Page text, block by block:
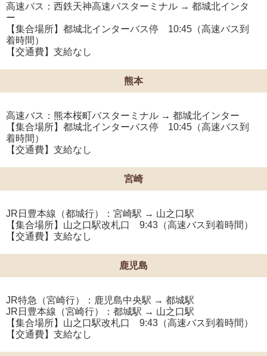
高速バス：西鉄天神高速バスターミナル → 都城北インタ
ー
【集合場所】都城北インターバス停 10:45（高速バス到
着時間）
【交通費】支給なし
熊本
高速バス：熊本桜町バスターミナル → 都城北インター
【集合場所】都城北インターバス停 10:45（高速バス到
着時間）
【交通費】支給なし
宮崎
JR日豊本線（都城行）：宮崎駅 → 山之口駅
【集合場所】山之口駅改札口 9:43（高速バス到着時間）
【交通費】支給なし
鹿児島
JR特急（宮崎行）：鹿児島中央駅 → 都城駅
JR日豊本線（宮崎行）：都城駅 → 山之口駅
【集合場所】山之口駅改札口 9:43（高速バス到着時間）
【交通費】支給なし